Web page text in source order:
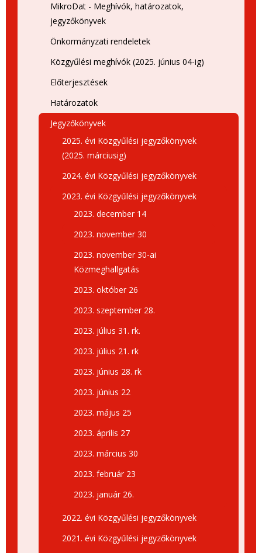
MikroDat - Meghívók, határozatok,
jegyzőkönyvek
Önkormányzati rendeletek
Közgyűlési meghívók (2025. június 04-ig)
Előterjesztések
Határozatok
Jegyzőkönyvek
2025. évi Közgyűlési jegyzőkönyvek
(2025. márciusig)
2024. évi Közgyűlési jegyzőkönyvek
2023. évi Közgyűlési jegyzőkönyvek
2023. december 14
2023. november 30
2023. november 30-ai
Közmeghallgatás
2023. október 26
2023. szeptember 28.
2023. július 31. rk.
2023. július 21. rk
2023. június 28. rk
2023. június 22
2023. május 25
2023. április 27
2023. március 30
2023. február 23
2023. január 26.
2022. évi Közgyűlési jegyzőkönyvek
2021. évi Közgyűlési jegyzőkönyvek